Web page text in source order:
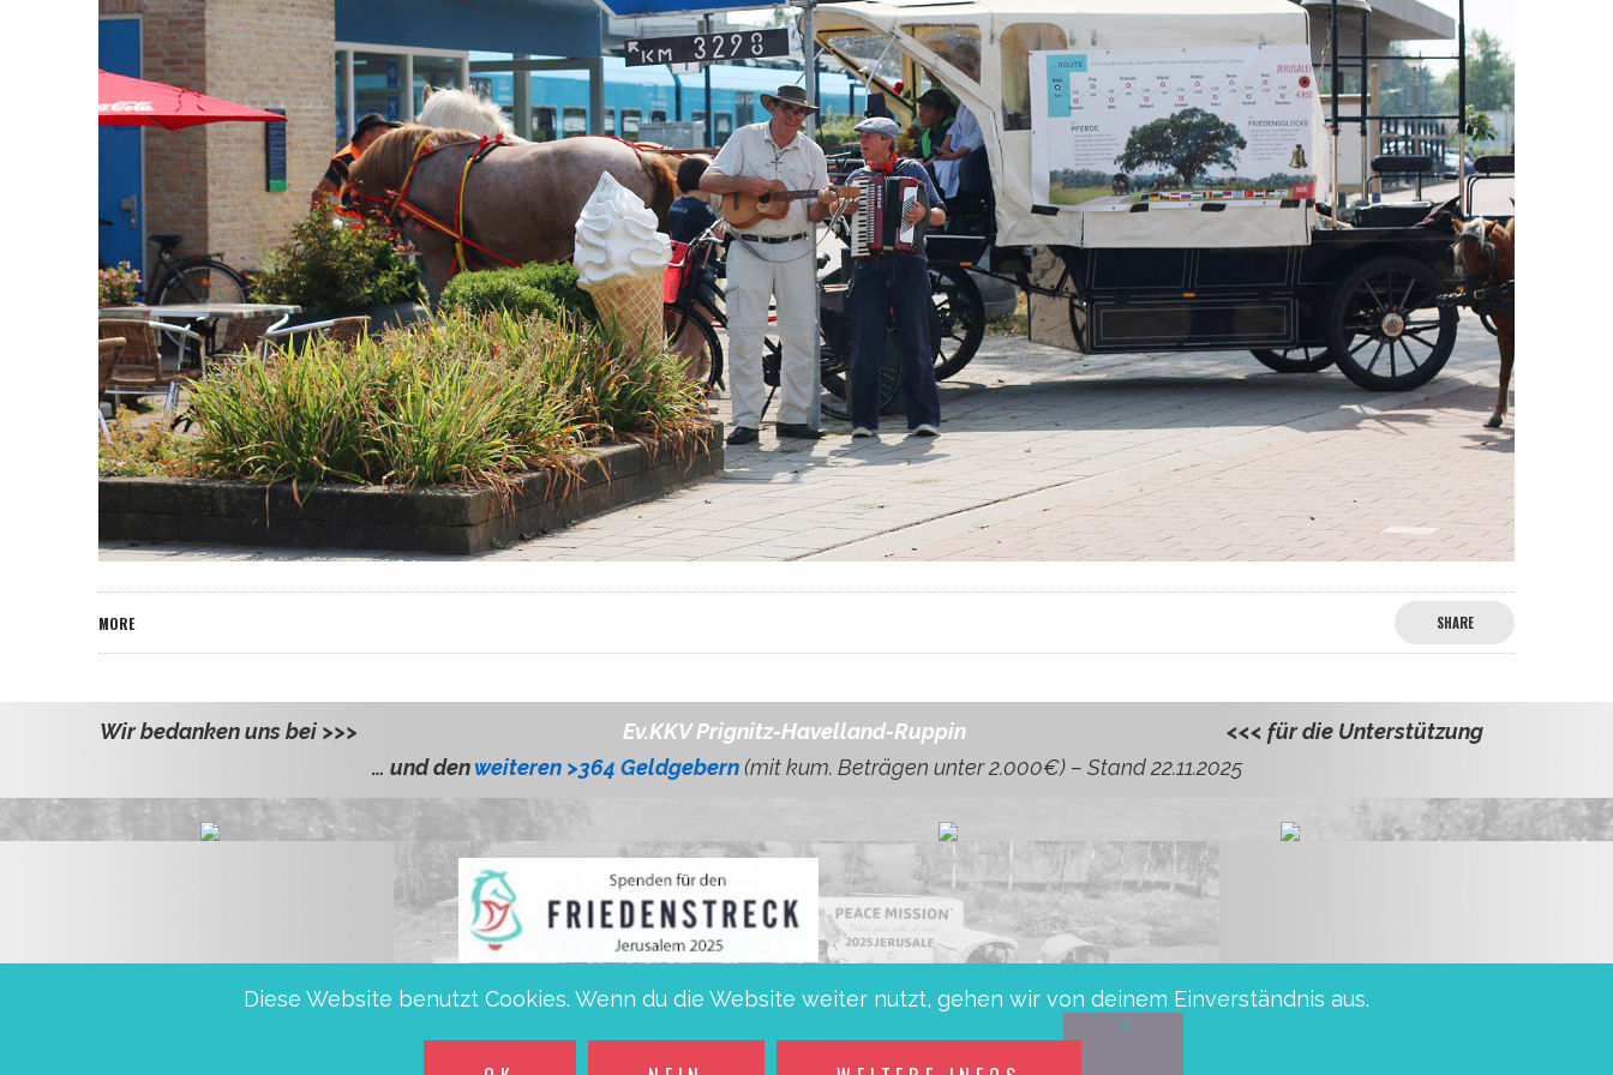
MORE SHARE
Wir bedanken uns bei >>>
Dr.Petra und Andreas Ev.KKV Prignitz-Havelland-Ruppin Kautz, Almut und
<<< für die Unterstützung
… und denweiteren >364 Geldgebern(mit kum. Beträgen unter 2.000€) – Stand 22.11.2025
Friedensglocken e.V., IBAN DE51 1605 0000 1000 5702 54 bei Mittelbrandenburgische Sparkasse BIC: WELADED1PMB
Diese Website benutzt Cookies. Wenn du die Website weiter nutzt, gehen wir von deinem Einverständnis aus.